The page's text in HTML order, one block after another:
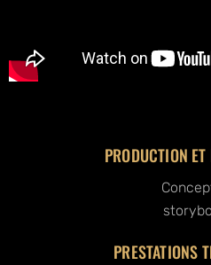
PRODUCTION
PRESTATIONS